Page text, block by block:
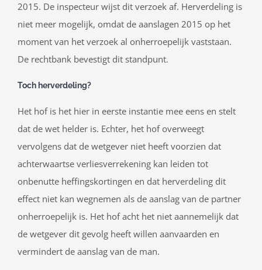
2015. De inspecteur wijst dit verzoek af. Herverdeling is
niet meer mogelijk, omdat de aanslagen 2015 op het
moment van het verzoek al onherroepelijk vaststaan.
De rechtbank bevestigt dit standpunt.
Toch herverdeling?
Het hof is het hier in eerste instantie mee eens en stelt
dat de wet helder is. Echter, het hof overweegt
vervolgens dat de wetgever niet heeft voorzien dat
achterwaartse verliesverrekening kan leiden tot
onbenutte heffingskortingen en dat herverdeling dit
effect niet kan wegnemen als de aanslag van de partner
onherroepelijk is. Het hof acht het niet aannemelijk dat
de wetgever dit gevolg heeft willen aanvaarden en
vermindert de aanslag van de man.